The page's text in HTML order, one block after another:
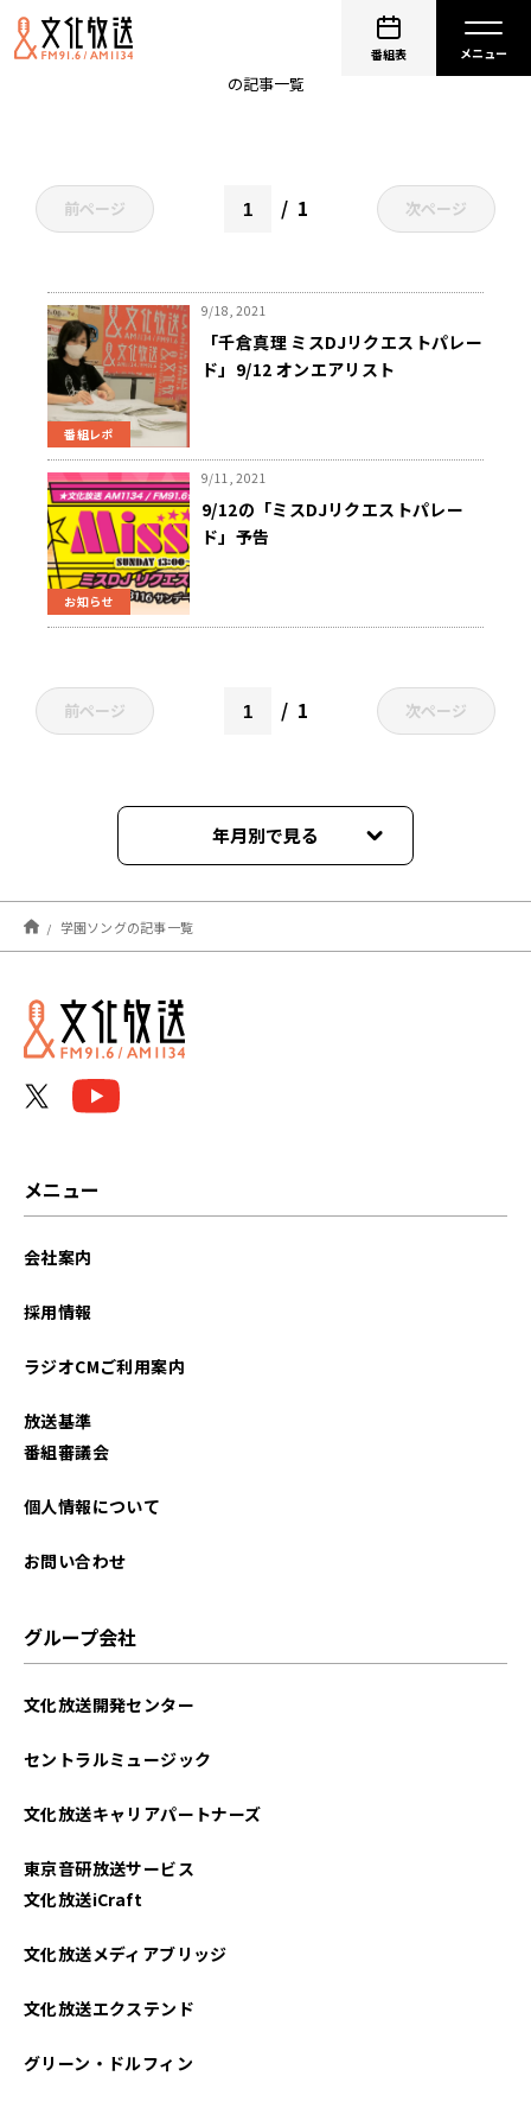
番組表
の記事一覧
前ページ 1 次ページ
番組レポ
9/18, 2021
「千倉真理 ミスDJリクエストパレー
ド」9/12 オンエアリスト
お知らせ
9/11, 2021
9/12の「ミスDJリクエストパレー
ド」予告
前ページ 1 次ページ
年月別で見る
2021年09月
学園ソングの記事一覧
メニュー
会社案内
採用情報
ラジオCMご利用案内
放送基準
番組審議会
個人情報について
お問い合わせ
グループ会社
文化放送開発センター
セントラルミュージック
文化放送キャリアパートナーズ
東京音研放送サービス
文化放送iCraft
文化放送メディアブリッジ
文化放送エクステンド
グリーン・ドルフィン